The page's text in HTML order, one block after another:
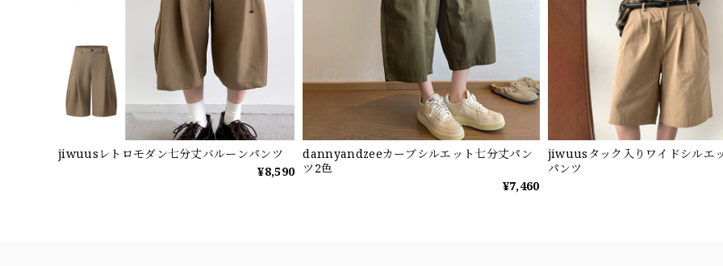
jiwuusレトロモダン七分丈バルーンパンツ
¥8,590
dannyandzeeカーブシルエット七分丈パン
ツ2色
¥7,460
jiwuusタック入りワイドシルエ
パンツ